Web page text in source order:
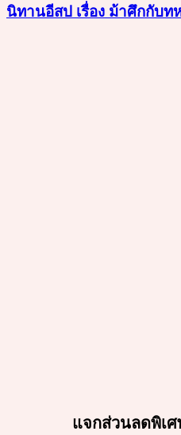
นิทานอีสป เรื่อง ม้าศึกกับ
แจกส่วนลดพิเ